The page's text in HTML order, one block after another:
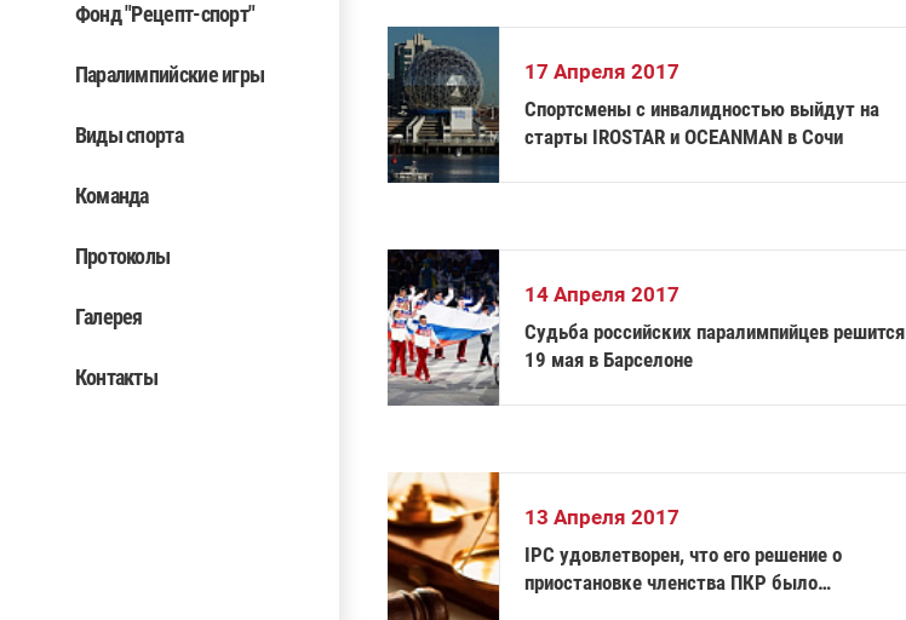
Фонд "Рецепт-спорт"
Паралимпийские игры
Виды спорта
Команда
Протоколы
Галерея
Контакты
17 Апреля 2017
Спортсмены с инвалидностью выйдут на
старты IROSTAR и OCEANMAN в Сочи
14 Апреля 2017
Судьба российских паралимпийцев решится
19 мая в Барселоне
13 Апреля 2017
IPC удовлетворен, что его решение о
приостановке членства ПКР было